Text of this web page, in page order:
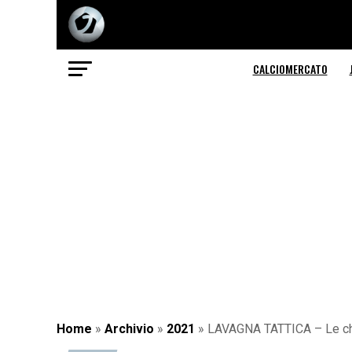
CALCIOMERCATO
Home » Archivio » 2021 » LAVAGNA TATTICA – Le